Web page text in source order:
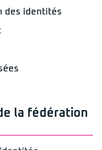
des identités
la fédération